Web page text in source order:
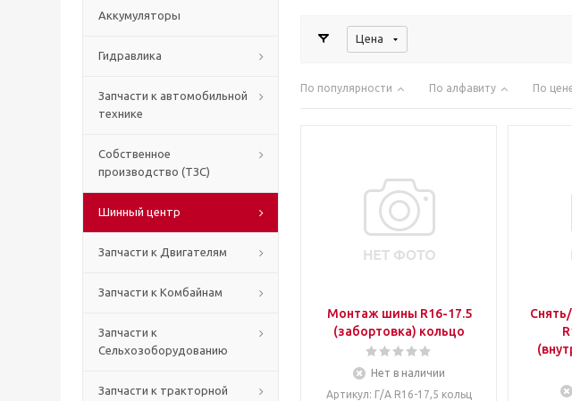
Аккумуляторы
Гидравлика
Запчасти к автомобильной
технике
Собственное
производство (ТЗС)
Шинный центр
Запчасти к Двигателям
Запчасти к Комбайнам
Запчасти к
Сельхозоборудованию
Запчасти к тракторной
Цена
По популярности По алфавиту По
Монтаж шины R16-17.5
(забортовка) кольцо
Нет в наличии
Артикул: Г/А R16-17,5 кольц